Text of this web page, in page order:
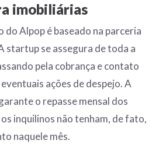
imobiliárias
do Alpop é baseado na parceria
startup se assegura de toda a
pela cobrança e contato
ações de despejo. A
o repasse mensal dos
inquilinos não tenham, de fato,
naquele mês.